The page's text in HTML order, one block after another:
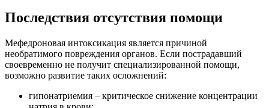
Последствия отсутствия помощи
Мефедроновая интоксикация является причиной
необратимого повреждения органов. Если пострадавший
своевременно не получит специализированной помощи,
возможно развитие таких осложнений:
гипонатриемия – критическое снижение концентрации